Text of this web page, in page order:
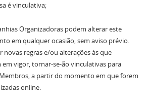
é vinculativa;
Organizadoras podem alterar este
em qualquer ocasião, sem aviso prévio.
novas regras e/ou alterações às que
em vigor, tornar-se-ão vinculativas para
a partir do momento em que forem
online.